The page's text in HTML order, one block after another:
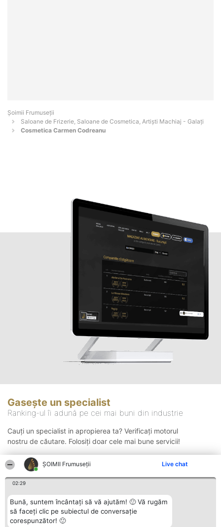
ȘOIMII Frumuseții Live chat
02:29
Bună, suntem încântați să vă ajutăm! 🙂 Vă rugăm
să faceți clic pe subiectul de conversație
corespunzător! 🙂
Șoimii Frumuseții
Saloane de Frizerie, Saloane de Cosmetica, Artiști Machiaj - Galaţi
Cosmetica Carmen Codreanu
Gasește un specialist
Ranking-ul îi adună pe cei mai buni din industrie
Cauți un specialist in apropierea ta? Verificați motorul
nostru de căutare. Folosiți doar cele mai bune servicii!